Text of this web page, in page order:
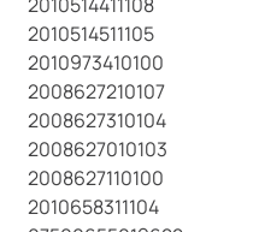
2010514511105
2010973410100
2008627210107
2008627310104
2008627010103
2008627110100
2010658311104